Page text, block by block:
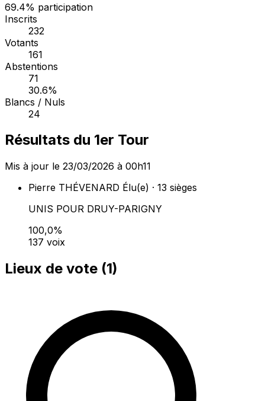
69.4% participation
Inscrits
232
Votants
161
Abstentions
71
30.6%
Blancs / Nuls
24
Résultats du 1er Tour
Mis à jour le 23/03/2026 à 00h11
Pierre THÉVENARD Élu(e) · 13 sièges
UNIS POUR DRUY-PARIGNY
100,0%
137 voix
Lieux de vote (1)